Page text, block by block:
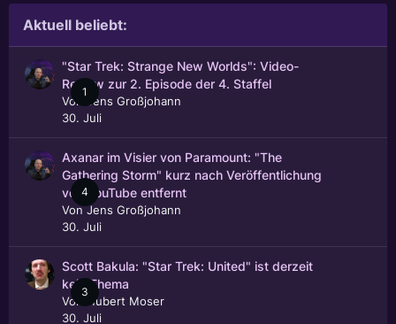
Aktuell beliebt:
1
"Star Trek: Strange New Worlds": Video-
Review zur 2. Episode der 4. Staffel
Von
Jens Großjohann
30. Juli
4
Axanar im Visier von Paramount: "The
Gathering Storm" kurz nach Veröffentlichung
von YouTube entfernt
VonJens Großjohann
30. Juli
3
Scott Bakula: "Star Trek: United" ist derzeit
kein Thema
Von
Hubert Moser
30. Juli